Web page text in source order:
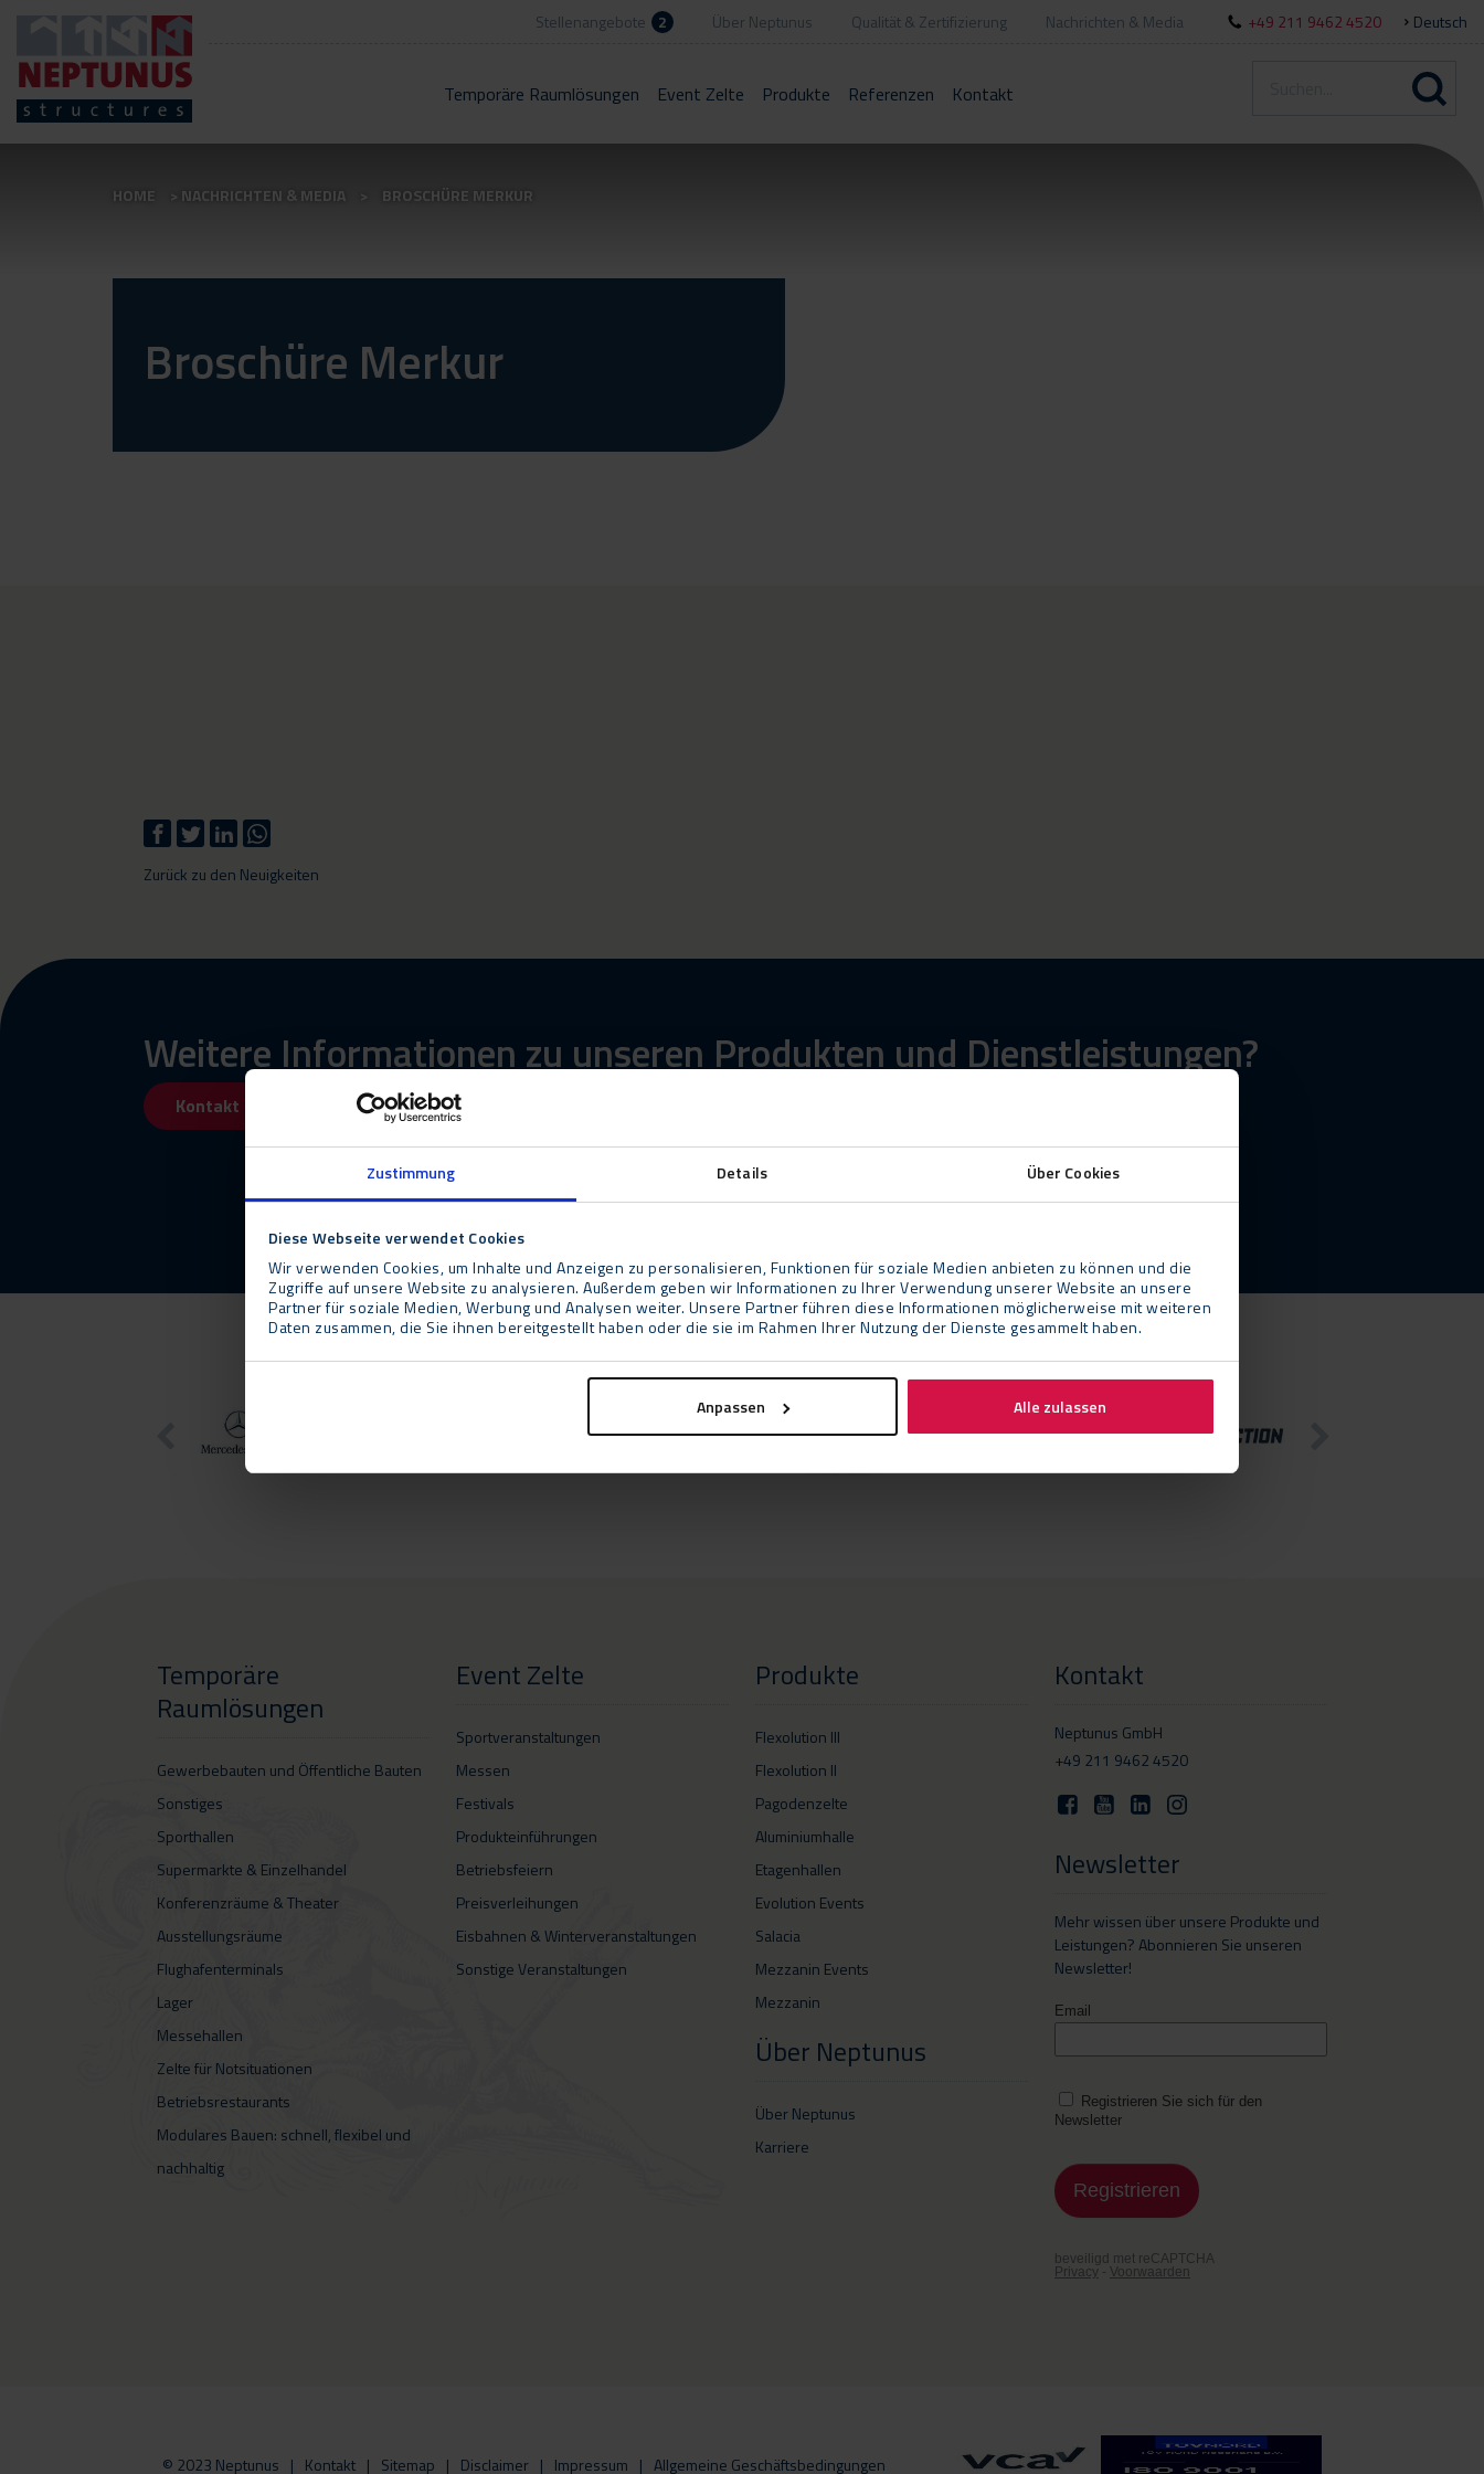
Zustimmung Details Über Cookies
Diese Webseite verwendet Cookies
Wir verwenden Cookies, um Inhalte und Anzeigen zu personalisieren, Funktionen für soziale Medien anbieten zu können und die
Zugriffe auf unsere Website zu analysieren. Außerdem geben wir Informationen zu Ihrer Verwendung unserer Website an unsere
Partner für soziale Medien, Werbung und Analysen weiter. Unsere Partner führen diese Informationen möglicherweise mit weiteren
Daten zusammen, die Sie ihnen bereitgestellt haben oder die sie im Rahmen Ihrer Nutzung der Dienste gesammelt haben.
Anpassen Alle zulassen
Stellenangebote 2 Über Neptunus Qualität & Zertifizierung Nachrichten & Media +49 211 9462 4520 Deutsch
Temporäre Raumlösungen Event Zelte Produkte Referenzen Kontakt
HOME NACHRICHTEN & MEDIA BROSCHÜRE MERKUR
Broschüre Merkur
Zurück zu den Neuigkeiten
Weitere Informationen zu unseren Produkten und Dienstleistungen?
Kontakt Rückruf anfordern
Temporäre
Raumlösungen
Gewerbebauten und Öffentliche Bauten
Sonstiges
Sporthallen
Supermarkte & Einzelhandel
Konferenzräume & Theater
Ausstellungsräume
Flughafenterminals
Lager
Messehallen
Zelte für Notsituationen
Betriebsrestaurants
Modulares Bauen: schnell, flexibel und
nachhaltig
Event Zelte
Sportveranstaltungen
Messen
Festivals
Produkteinführungen
Betriebsfeiern
Preisverleihungen
Eisbahnen & Winterveranstaltungen
Sonstige Veranstaltungen
Produkte
Flexolution III
Flexolution II
Pagodenzelte
Aluminiumhalle
Etagenhallen
Evolution Events
Salacia
Mezzanin Events
Mezzanin
Über Neptunus
Über Neptunus
Karriere
Kontakt
Neptunus GmbH
+49 211 9462 4520
Newsletter
Mehr wissen über unsere Produkte und
Leistungen? Abonnieren Sie unseren
Newsletter!
© 2023 Neptunus Kontakt Sitemap Disclaimer Impressum Allgemeine Geschäftsbedingungen